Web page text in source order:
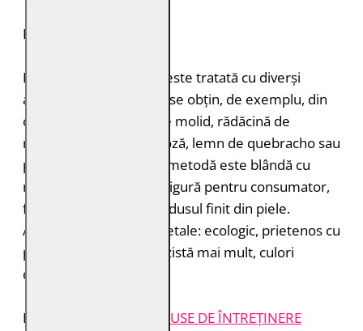
DURABILITATE
Pielea tăbăcită vegetal este tratată cu diverși
agenți de tăbăcire care se obțin, de exemplu, din
coajă de stejar, coajă de molid, rădăcină de
rubarbă, coajă de mimoză, lemn de quebracho sau
păstăi de tara. Această metodă este blândă cu
mediul înconjurător și sigură pentru consumator,
fără a lăsa toxine în produsul finit din piele.
Avantajele tăbăcirii vegetale: ecologic, prietenos cu
pielea, miros plăcut, rezistă mai mult, culori
deosebite.
INSTRUCȚIUNI ȘI PRODUSE DE ÎNTREȚINERE